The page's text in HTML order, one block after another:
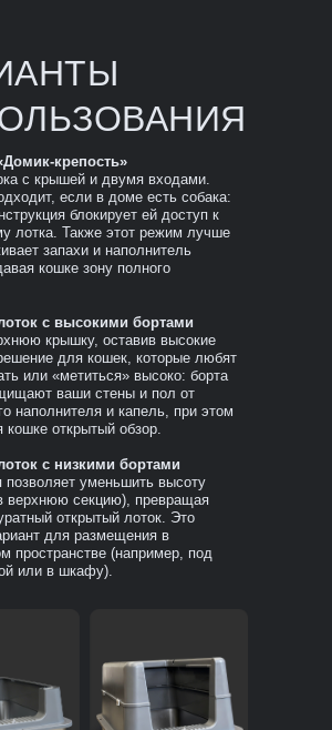
крепость»
с крышей и двумя входами.
если в доме есть собака:
блокирует ей доступ к
лотка. Также этот режим лучше
запахи и наполнитель
кошке зону полного
с высокими бортами
крышку, оставив высокие
для кошек, которые любят
или «метиться» высоко: борта
ваши стены и пол от
наполнителя и капель, при этом
кошке открытый обзор.
с низкими бортами
позволяет уменьшить высоту
верхнюю секцию), превращая
открытый лоток. Это
для размещения в
пространстве (например, под
или в шкафу).